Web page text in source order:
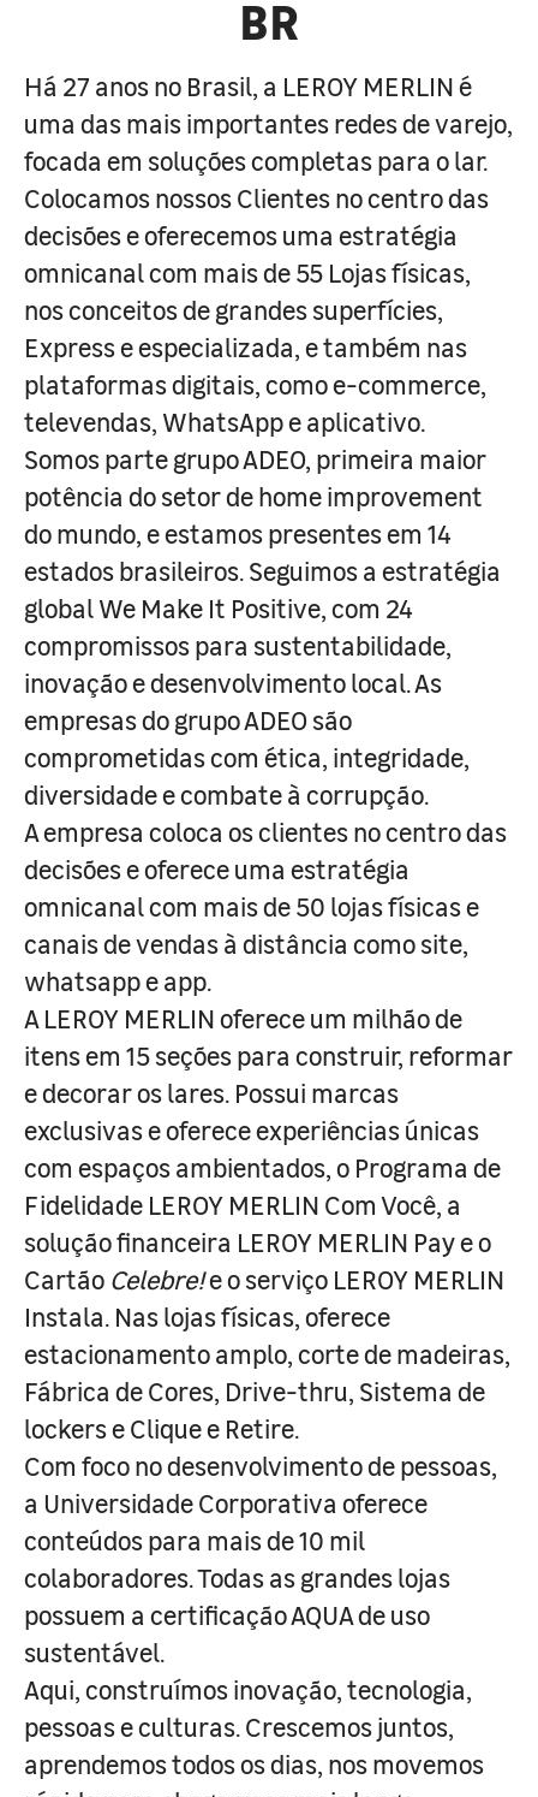
BR
Há 27 anos no Brasil, a LEROY MERLIN é
uma das mais importantes redes de varejo,
focada em soluções completas para o lar.
Colocamos nossos Clientes no centro das
decisões e oferecemos uma estratégia
omnicanal com mais de 55 Lojas físicas,
nos conceitos de grandes superfícies,
Express e especializada, e também nas
plataformas digitais, como e-commerce,
televendas, WhatsApp e aplicativo.
Somos parte grupo ADEO, primeira maior
potência do setor de home improvement
do mundo, e estamos presentes em 14
estados brasileiros. Seguimos a estratégia
global We Make It Positive, com 24
compromissos para sustentabilidade,
inovação e desenvolvimento local. As
empresas do grupo ADEO são
comprometidas com ética, integridade,
diversidade e combate à corrupção.
A empresa coloca os clientes no centro das
decisões e oferece uma estratégia
omnicanal com mais de 50 lojas físicas e
canais de vendas à distância como site,
whatsapp e app.
A LEROY MERLIN oferece um milhão de
itens em 15 seções para construir, reformar
e decorar os lares. Possui marcas
exclusivas e oferece experiências únicas
com espaços ambientados, o Programa de
Fidelidade LEROY MERLIN Com Você, a
solução financeira LEROY MERLIN Pay e o
Cartão Celebre!e o serviço LEROY MERLIN
Instala. Nas lojas físicas, oferece
estacionamento amplo, corte de madeiras,
Fábrica de Cores, Drive-thru, Sistema de
lockers e Clique e Retire.
Com foco no desenvolvimento de pessoas,
a Universidade Corporativa oferece
conteúdos para mais de 10 mil
colaboradores. Todas as grandes lojas
possuem a certificação AQUA de uso
sustentável.
Aqui, construímos inovação, tecnologia,
pessoas e culturas. Crescemos juntos,
aprendemos todos os dias, nos movemos